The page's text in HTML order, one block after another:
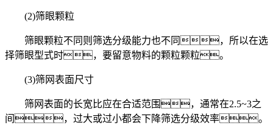
(2)筛眼颗粒
筛眼颗粒不同则筛选分级能力也不同，所以在选
择筛眼型式时，要留意物料的颗粒颗粒。
(3)筛网表面尺寸
筛网表面的长宽比应在合适范围，通常在2.5~3之
间，过大或过小都会下降筛选分级效率。